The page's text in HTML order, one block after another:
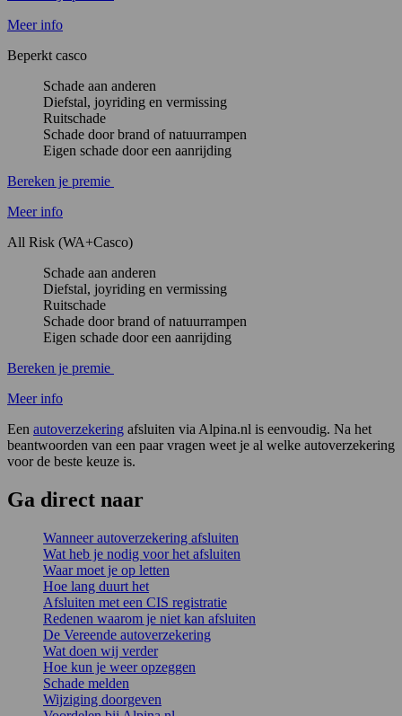
Meer info
Beperkt casco
Schade aan anderen
Diefstal, joyriding en vermissing
Ruitschade
Schade door brand of natuurrampen
Eigen schade door een aanrijding
Bereken je premie
Meer info
All Risk (WA+Casco)
Schade aan anderen
Diefstal, joyriding en vermissing
Ruitschade
Schade door brand of natuurrampen
Eigen schade door een aanrijding
Bereken je premie
Meer info
Een autoverzekering afsluiten via Alpina.nl is eenvoudig. Na het
beantwoorden van een paar vragen weet je al welke autoverzekering
voor de beste keuze is.
Ga direct naar
Wanneer autoverzekering afsluiten
Wat heb je nodig voor het afsluiten
Waar moet je op letten
Hoe lang duurt het
Afsluiten met een CIS registratie
Redenen waarom je niet kan afsluiten
De Vereende autoverzekering
Wat doen wij verder
Hoe kun je weer opzeggen
Schade melden
Wijziging doorgeven